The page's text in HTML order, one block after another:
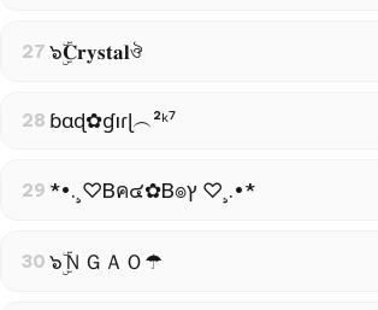
27 ๖ۣۜ𝐂𝐫𝐲𝐬𝐭𝐚𝐥ঔ
28 ɓɑɖ✿ɠıɾɭ︵²ᵏ⁷
29 *•.¸♡Bค๔✿B๏ץ ♡¸.•*
30 ๖ۣۜＮＧＡＯ☂